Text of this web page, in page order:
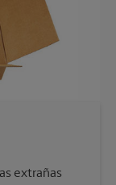
extrañas